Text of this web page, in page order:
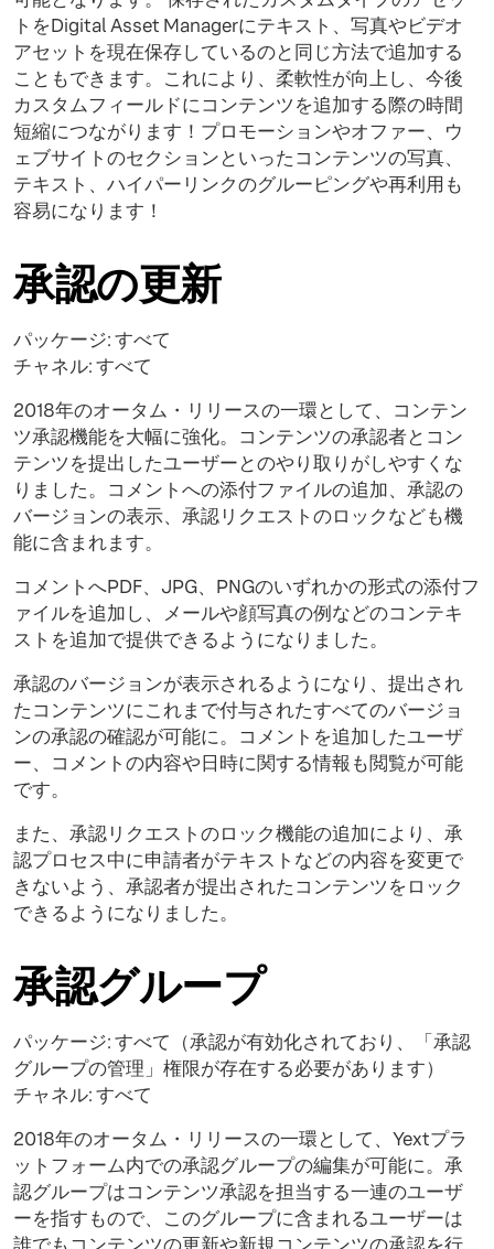
トをDigital Asset Managerにテキスト、写真やビデオ
アセットを現在保存しているのと同じ方法で追加する
こともできます。これにより、柔軟性が向上し、今後
カスタムフィールドにコンテンツを追加する際の時間
短縮につながります！プロモーションやオファー、ウ
ェブサイトのセクションといったコンテンツの写真、
テキスト、ハイパーリンクのグルーピングや再利用も
容易になります！
承認の更新
パッケージ: すべて
チャネル: すべて
2018年のオータム・リリースの一環として、コンテン
ツ承認機能を大幅に強化。コンテンツの承認者とコン
テンツを提出したユーザーとのやり取りがしやすくな
りました。コメントへの添付ファイルの追加、承認の
バージョンの表示、承認リクエストのロックなども機
能に含まれます。
コメントへPDF、JPG、PNGのいずれかの形式の添付フ
ァイルを追加し、メールや顔写真の例などのコンテキ
ストを追加で提供できるようになりました。
承認のバージョンが表示されるようになり、提出され
たコンテンツにこれまで付与されたすべてのバージョ
ンの承認の確認が可能に。コメントを追加したユーザ
ー、コメントの内容や日時に関する情報も閲覧が可能
です。
また、承認リクエストのロック機能の追加により、承
認プロセス中に申請者がテキストなどの内容を変更で
きないよう、承認者が提出されたコンテンツをロック
できるようになりました。
承認グループ
パッケージ: すべて（承認が有効化されており、「承認
グループの管理」権限が存在する必要があります）
チャネル: すべて
2018年のオータム・リリースの一環として、Yextプラ
ットフォーム内での承認グループの編集が可能に。承
認グループはコンテンツ承認を担当する一連のユーザ
ーを指すもので、このグループに含まれるユーザーは